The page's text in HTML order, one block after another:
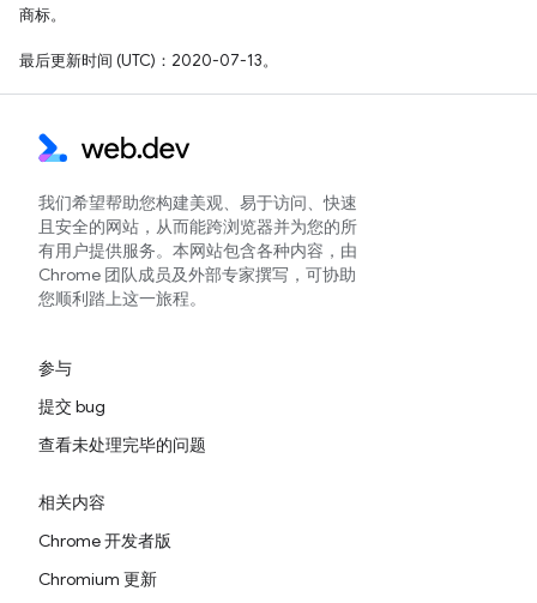
商标。
最后更新时间 (UTC)：2020-07-13。
我们希望帮助您构建美观、易于访问、快速
且安全的网站，从而能跨浏览器并为您的所
有用户提供服务。本网站包含各种内容，由
Chrome 团队成员及外部专家撰写，可协助
您顺利踏上这一旅程。
参与
提交 bug
查看未处理完毕的问题
相关内容
Chrome 开发者版
Chromium 更新